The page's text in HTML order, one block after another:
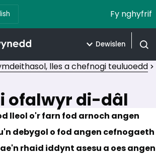
Fy nghyfrif
Dewislen
lles a chefnogi teuluoedd
ofalwyr di-dâl
lleol o'r farn fod arnoch angen
debygol o fod angen cefnogaeth
rhaid iddynt asesu a oes angen